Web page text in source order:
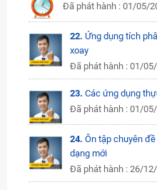
Đã phát hành : 01/05/
22. Ứng dụng tích
xoay
Đã phát hành : 01/
23. Các ứng dụng
Đã phát hành : 01/
24. Ôn tập chuyên
dạng mới
Đã phát hành : 26/